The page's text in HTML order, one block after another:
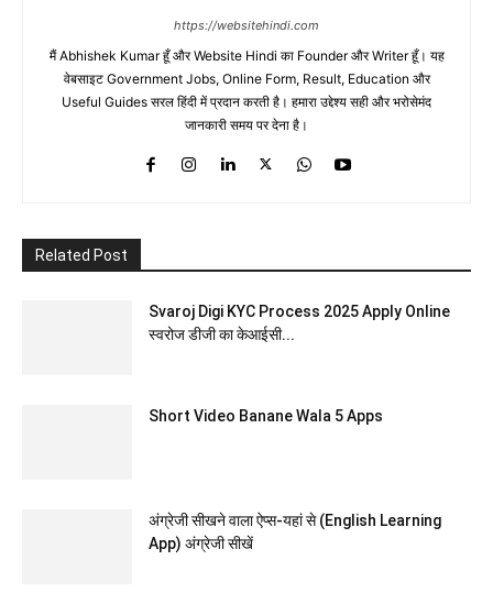
https://websitehindi.com
मैं Abhishek Kumar हूँ और Website Hindi का Founder और Writer हूँ। यह
वेबसाइट Government Jobs, Online Form, Result, Education और
Useful Guides सरल हिंदी में प्रदान करती है। हमारा उद्देश्य सही और भरोसेमंद
जानकारी समय पर देना है।
Related Post
Svaroj Digi KYC Process 2025 Apply Online
स्वरोज डीजी का केआईसी...
Short Video Banane Wala 5 Apps
अंग्रेजी सीखने वाला ऐप्स-यहां से (English Learning
App) अंग्रेजी सीखें